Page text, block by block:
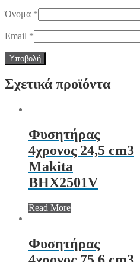
Όνομα *
Email *
Σχετικά προϊόντα
Φυσητήρας
4χρονος 24,5 cm3
Makita
BHX2501V
Read More
Φυσητήρας